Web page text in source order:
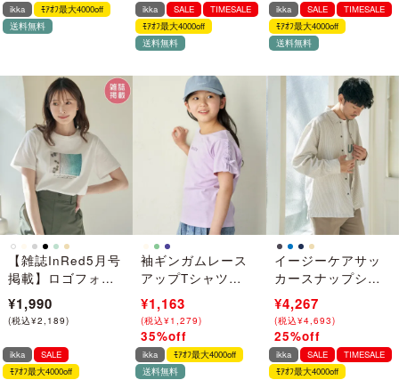
ikka
ﾓｱｵﾌ最大4000off
送料無料
【雑誌InRed5月号
掲載】ロゴフォト
プリントTシャツ
【親子コーデ】
¥1,990
(税込¥2,189)
ikka SALE
TIMESALE
ﾓｱｵﾌ最大4000off
送料無料
袖ギンガムレース
アップTシャツ
（120~160cm）
¥1,790
(税込¥1,969)
→
¥1,163
(税込¥1,279)
35%off
ikka SALE
TIMESALE
ﾓｱｵﾌ最大4000off
送料無料
イージーケアサッ
カースナップシャ
ウター
¥5,690
(税込¥6,259)
→
¥4,267
(税込¥4,693)
25%off
ikka
SALE
ﾓｱｵﾌ最大4000off
ikka
ﾓｱｵﾌ最大4000off
送料無料
ikka SALE
TIMESALE
ﾓｱｵﾌ最大4000off